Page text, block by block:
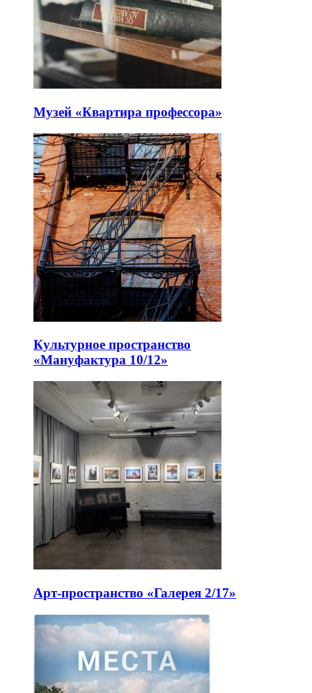
Музей «Квартира профессора»
Культурное пространство
«Мануфактура 10/12»
Арт-пространство «Галерея 2/17»